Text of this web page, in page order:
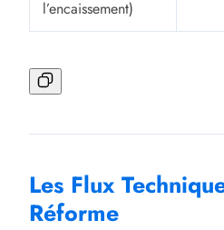
l’encaissement)
Les Flux
Réforme